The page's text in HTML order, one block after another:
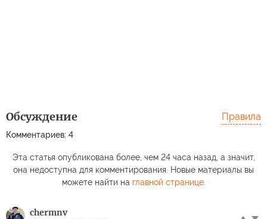
Обсуждение
Комментариев: 4
Правила
Эта статья опубликована более, чем 24 часа назад, а значит,
она недоступна для комментирования. Новые материалы вы
можете найти на главной странице.
chermnv